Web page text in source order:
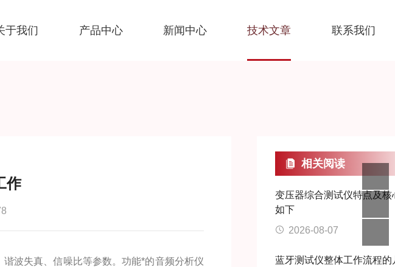
于我们 产品中心 新闻中心 技术文章 联系我们
作
波失真、信噪比等参数。功能*的音频分析仪
相关阅读
变压器综合测试仪特点及核
如下
2026-08-07
蓝牙测试仪整体工作流程的